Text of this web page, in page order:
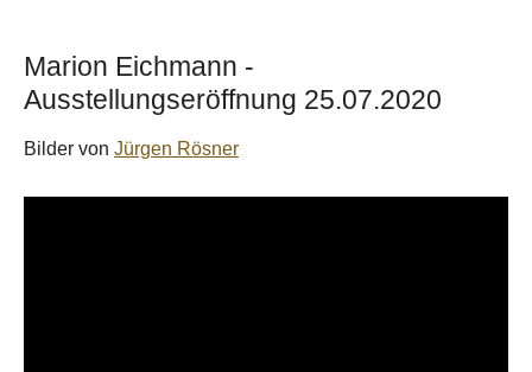
Marion Eichmann -
Ausstellungseröffnung 25.07.2020
Bilder von Jürgen Rösner